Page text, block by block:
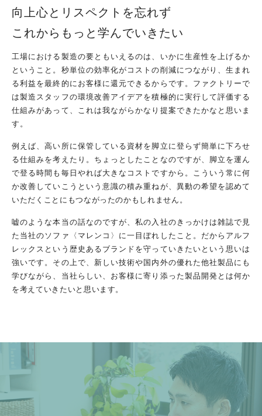
向上心とリスペクトを忘れず
これからもっと学んでいきたい
工場における製造の要ともいえるのは、いかに生産性を上げるか
ということ。秒単位の効率化がコストの削減につながり、生まれ
る利益を最終的にお客様に還元できるからです。ファクトリーで
は製造スタッフの環境改善アイデアを積極的に実行して評価する
仕組みがあって、これは我ながらかなり提案できたかなと思いま
す。
例えば、高い所に保管している資材を脚立に登らず簡単に下ろせ
る仕組みを考えたり。ちょっとしたことなのですが、脚立を運ん
で登る時間も毎日やれば大きなコストですから。こういう常に何
か改善していこうという意識の積み重ねが、異動の希望を認めて
いただくことにもつながったのかもしれません。
嘘のような本当の話なのですが、私の入社のきっかけは雑誌で見
た当社のソファ〈マレンコ〉に一目ぼれしたこと。だからアルフ
レックスという歴史あるブランドを守っていきたいという思いは
強いです。その上で、新しい技術や国内外の優れた他社製品にも
学びながら、当社らしい、お客様に寄り添った製品開発とは何か
を考えていきたいと思います。